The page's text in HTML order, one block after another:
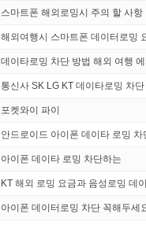
스마트폰 해외로밍시 주의 할 사항
해외여행시 스마트폰 데이터로밍
데이타로밍 차단 방법 해외 여행
통신사 SK LG KT 데이타로밍 차
포켓와이 파이
안드로이드 아이폰 데이타 로밍 차
아이폰 데이타 로밍 차단하는
KT 해외 로밍 요금과 음성로밍 데
아이폰 데이터로밍 차단 꼭해두세